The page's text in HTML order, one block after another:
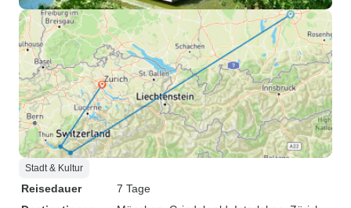
Stadt & Kultur
Reisedauer
7 Tage